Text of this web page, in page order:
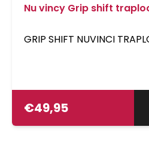
Nu vincy Grip shift
GRIP SHIFT NUVINCI
€49,95